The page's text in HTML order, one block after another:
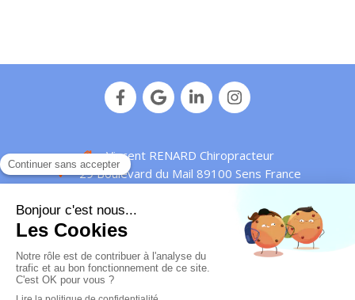
Vincent RENARD Chiropracteur
29 Boulevard du Mail 89100 Sens France
Mentions légales
© Vincent Renard - 2016 -